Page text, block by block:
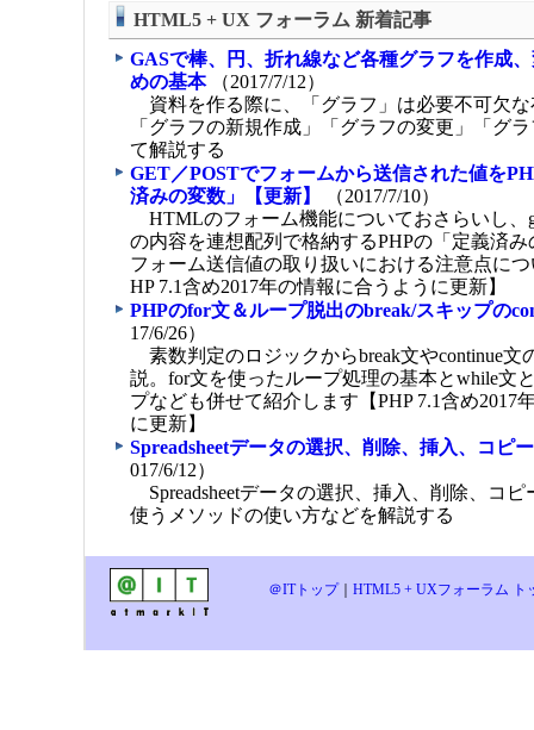
HTML5 + UX フォーラム 新着記事
GASで棒、円、折れ線など各種グラフを作成
めの基本（2017/7/12）
資料を作る際に、「グラフ」は必要不可欠
「グラフの新規作成」「グラフの変更」「グ
て解説する
GET／POSTでフォームから送信された値を
済みの変数」【更新】
（2017/7/10）
HTMLのフォーム機能についておさらいし、
の内容を連想配列で格納するPHPの「定義済
フォーム送信値の取り扱いにおける注意点に
HP 7.1含め2017年の情報に合うように更新】
PHPのfor文＆ループ脱出のbreak/スキップの
17/6/26）
素数判定のロジックからbreak文やcontinue文
説。for文を使ったループ処理の基本とwhile文
プなども併せて紹介します【PHP 7.1含め2017
に更新】
Spreadsheetデータの選択、削除、挿入、コピ
017/6/12）
Spreadsheetデータの選択、挿入、削除、コ
使うメソッドの使い方などを解説する
＠ITトップ｜ HTML5 + UXフォーラム ト